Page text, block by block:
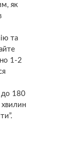
як
та
1-2
до 180
хвилин